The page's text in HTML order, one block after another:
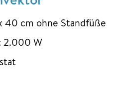
40 cm ohne Standfüße
2.000 W